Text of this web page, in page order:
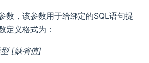
数，该参数用于给绑定的SQL语句提
定义格式为：
[缺省值]